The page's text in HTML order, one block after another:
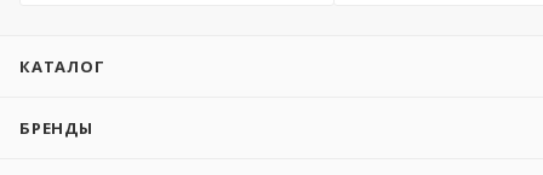
КАТАЛОГ
БРЕНДЫ